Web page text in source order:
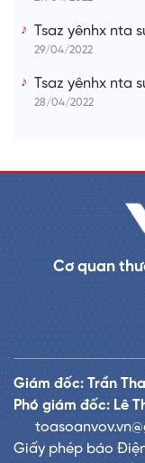
Tsaz yênhx nta
29/04/2022
Tsaz yênhx nta
28/04/2022
Cơ quan
Giám đốc: Trần
Phó giám đốc: Lê
Giấy phép báo